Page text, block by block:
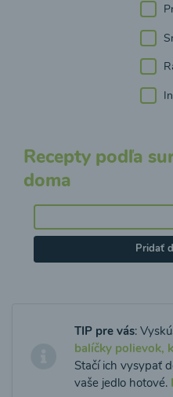
Recepty podľa
doma
Pridať
TIP pre vás:
balíčky polievok,
Stačí ich vysypať
vaše jedlo hotové.